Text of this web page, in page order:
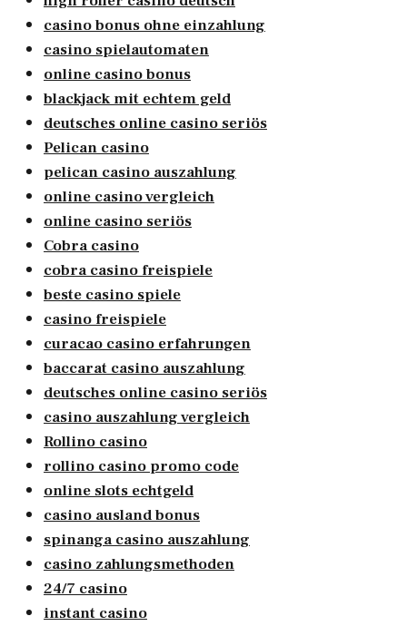
casino bonus ohne einzahlung
casino spielautomaten
online casino bonus
blackjack mit echtem geld
deutsches online casino seriös
Pelican casino
pelican casino auszahlung
online casino vergleich
online casino seriös
Cobra casino
cobra casino freispiele
beste casino spiele
casino freispiele
curacao casino erfahrungen
baccarat casino auszahlung
deutsches online casino seriös
casino auszahlung vergleich
Rollino casino
rollino casino promo code
online slots echtgeld
casino ausland bonus
spinanga casino auszahlung
casino zahlungsmethoden
24/7 casino
instant casino